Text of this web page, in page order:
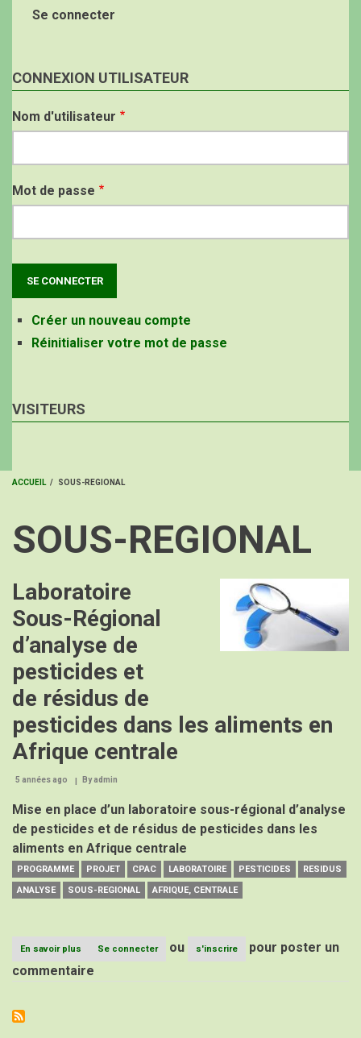
Se connecter
CONNEXION UTILISATEUR
Nom d'utilisateur
Mot de passe
Créer un nouveau compte
Réinitialiser votre mot de passe
VISITEURS
D'ARIANE
ACCUEIL / SOUS-REGIONAL
SOUS-REGIONAL
Laboratoire
Sous-Régional
d’analyse de
pesticides et
de résidus de
pesticides dans les aliments en
Afrique centrale
5 années ago Byadmin
Mise en place d’un laboratoire sous-régional d’analyse
de pesticides et de résidus de pesticides dans les
aliments en Afrique centrale
PROGRAMME PROJET CPAC LABORATOIRE PESTICIDES
RESIDUS
ANALYSE
SOUS-REGIONAL AFRIQUE, CENTRALE
En savoir plus
Laboratoire
Sous-
Se connecter ou s'inscrire
pour poster un
commentaire